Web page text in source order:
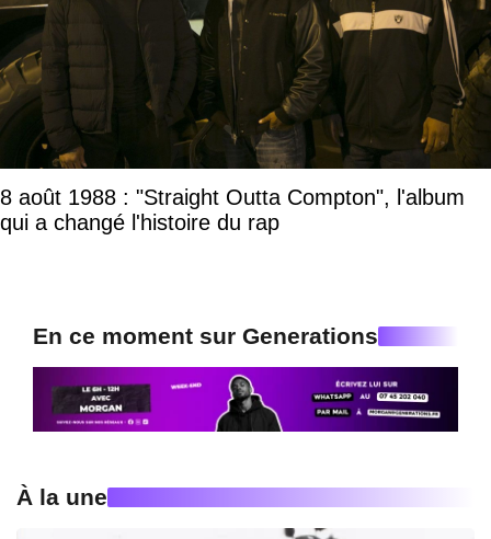
8 août 1988 : "Straight Outta Compton", l'album
qui a changé l'histoire du rap
En ce moment sur Generations
À la une